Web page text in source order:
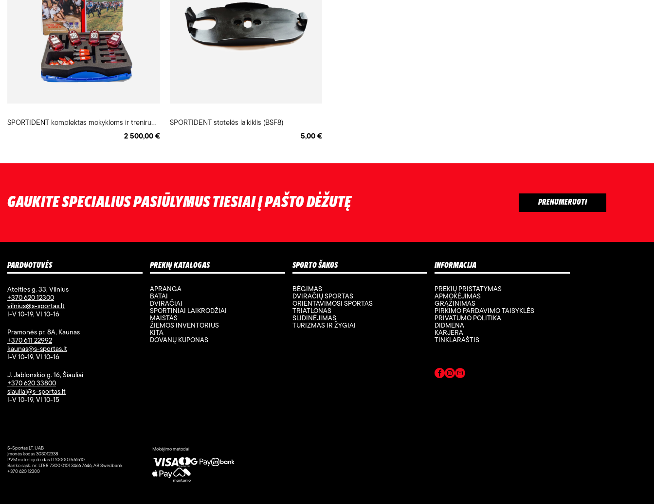
S
PORTIDENT komplektas mokykloms ir treniruotėms (8 kartos kortelės)
2 500,00 €
SPORTIDENT stotelės laikiklis (BSF8)
5,00 €
GAUKITE SPECIALIUS PASIŪLYMUS TIESIAI Į PAŠTO DĖŽUTĘ
PARDUOTUVĖS
Ateities g. 33, Vilnius
+370 620 12300
vilnius@s-sportas.lt
I-V 10-19, VI 10-16
Pramonės pr. 8A, Kaunas
+370 611 22992
kaunas@s-sportas.lt
I-V 10-19, VI 10-16
J. Jablonskio g. 16, Šiauliai
+370 620 33800
siauliai@s-sportas.lt
I-V 10-19, VI 10-15
PREKIŲ KATALOGAS
APRANGA
BATAI
DVIRAČIAI
SPORTINIAI LAIKRODŽIAI
MAISTAS
ŽIEMOS INVENTORIUS
KITA
DOVANŲ KUPONAS
SPORTO ŠAKOS
BĖGIMAS
DVIRAČIŲ SPORTAS
ORIENTAVIMOSI SPORTAS
TRIATLONAS
SLIDINĖJIMAS
TURIZMAS IR ŽYGIAI
INFORMACIJA
PREKIŲ PRISTATYMAS
APMOKĖJIMAS
GRĄŽINIMAS
PIRKIMO PARDAVIMO TAISYKLĖS
PRIVATUMO POLITIKA
DIDMENA
KARJERA
TINKLARAŠTIS
S-Sportas LT, UAB
Įmonės kodas 303012338
PVM mokėtojo kodas LT100007561510
Banko sąsk. nr. LT88 7300 0101 3466 7646, AB Swedbank
+370 620 12300
Mokėjimo metodai